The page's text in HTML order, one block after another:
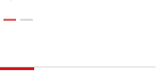
──看見地方的光：25個社